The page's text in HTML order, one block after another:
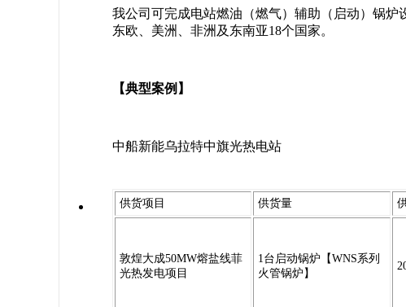
我公司可完成电站燃油（燃气）辅助（启动）锅炉
东欧、美洲、非洲及东南亚18个国家。
【典型案例】
中船新能乌拉特中旗光热电站
供货项目 供货量
敦煌大成50MW熔盐线菲
光热发电项目
1台启动锅炉【WNS系列
火管锅炉】